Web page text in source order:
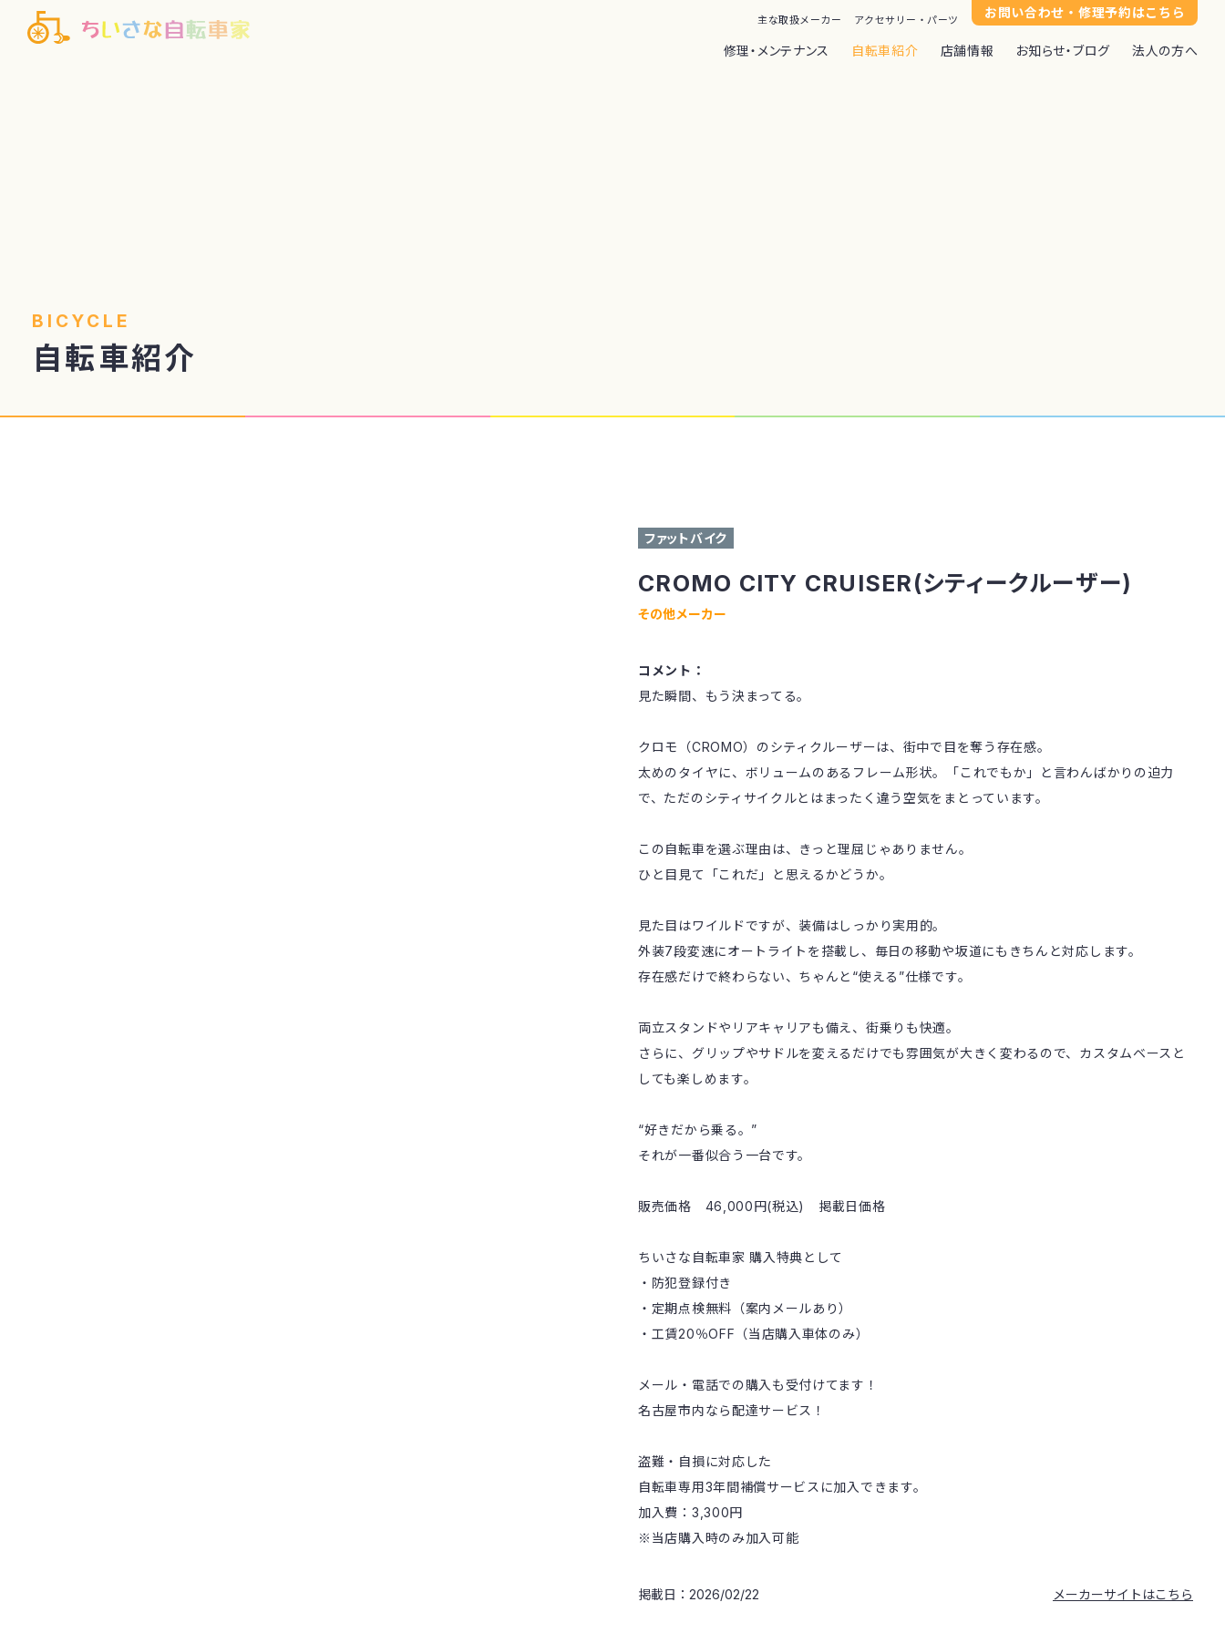
修理・メンテナンス 自転車紹介 店舗情報 お知らせ・ブログ 法人の方へ
主な取扱メーカー アクセサリー・パーツ お問い合わせ・修理予約はこちら
BICYCLE
自転車紹介
ファットバイク
CROMO CITY CRUISER(シティークルーザー)
その他メーカー
コメント：
見た瞬間、もう決まってる。
クロモ（CROMO）のシティクルーザーは、街中で目を奪う存在感。
太めのタイヤに、ボリュームのあるフレーム形状。「これでもか」と言わんばかりの迫力
で、ただのシティサイクルとはまったく違う空気をまとっています。
この自転車を選ぶ理由は、きっと理屈じゃありません。
ひと目見て「これだ」と思えるかどうか。
見た目はワイルドですが、装備はしっかり実用的。
外装7段変速にオートライトを搭載し、毎日の移動や坂道にもきちんと対応します。
存在感だけで終わらない、ちゃんと“使える”仕様です。
両立スタンドやリアキャリアも備え、街乗りも快適。
さらに、グリップやサドルを変えるだけでも雰囲気が大きく変わるので、カスタムベースと
しても楽しめます。
“好きだから乗る。”
それが一番似合う一台です。
販売価格 46,000円(税込) 掲載日価格
ちいさな自転車家 購入特典として
・防犯登録付き
・定期点検無料（案内メールあり）
・工賃20％OFF（当店購入車体のみ）
メール・電話での購入も受付けてます！
名古屋市内なら配達サービス！
盗難・自損に対応した
自転車専用3年間補償サービスに加入できます。
加入費：3,300円
※当店購入時のみ加入可能
掲載日：2026/02/22 メーカーサイトはこちら